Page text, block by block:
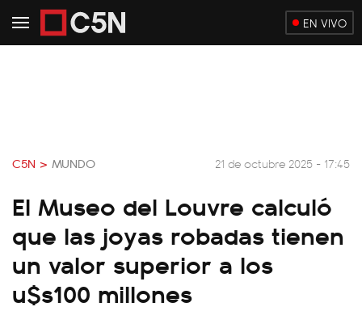
EN VIVO
C5N > MUNDO 21 de octubre 2025 - 17:45
El Museo del Louvre calculó
que las joyas robadas tienen
un valor superior a los
u$s100 millones